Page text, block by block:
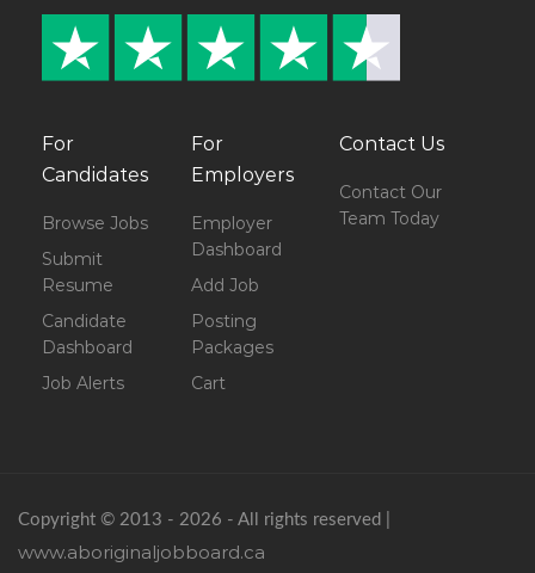
For
Candidates
Browse Jobs
Submit
Resume
Candidate
Dashboard
Job Alerts
For
Employers
Employer
Dashboard
Add Job
Posting
Packages
Cart
Contact Us
Contact Our
Team Today
Copyright © 2013 - 2026 - All rights reserved |
www.aboriginaljobboard.ca